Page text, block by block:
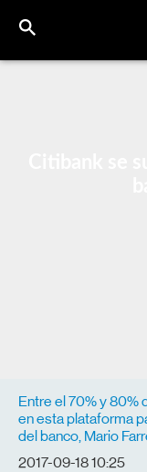
Entre el 70% y 80%
en esta plataforma
del banco, Mario
2017-09-18 10:25